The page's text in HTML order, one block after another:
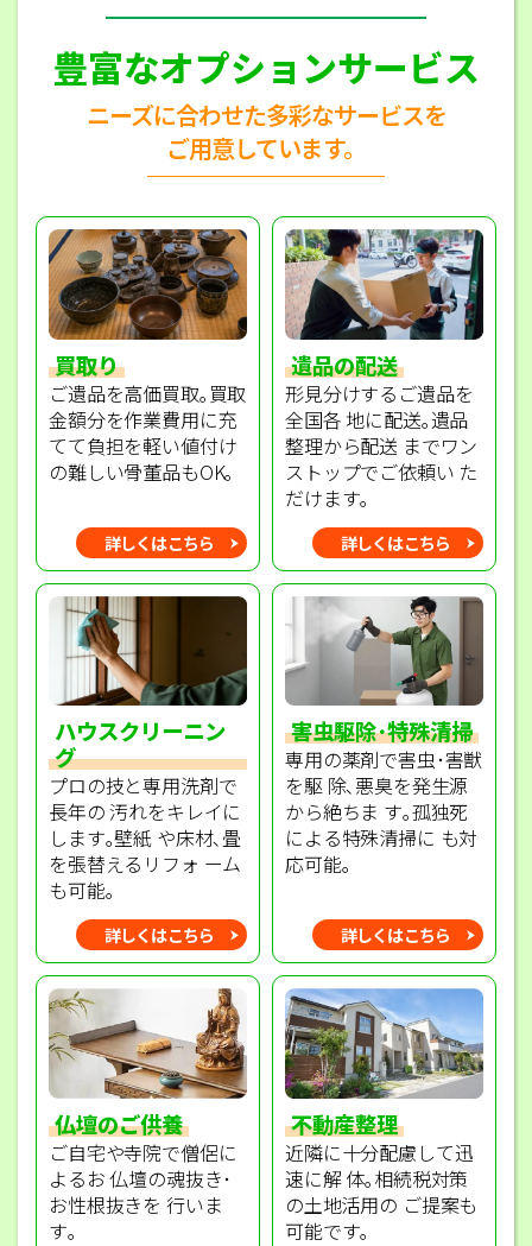
豊富なオプションサービス
ニーズに合わせた多彩なサービスを
ご用意しています。
買取り
ご遺品を高価買取｡買取
金額分を作業費用に充
てて負担を軽い値付け
の難しい骨董品もOK｡
詳しくはこちら
遺品の配送
形見分けするご遺品を
全国各 地に配送｡遺品
整理から配送 までワン
ストップでご依頼い た
だけます｡
詳しくはこちら
ハウスクリーニン
グ
プロの技と専用洗剤で
長年の 汚れをキレイに
します｡壁紙 や床材､畳
を張替えるリフォ ーム
も可能｡
詳しくはこちら
害虫駆除･特殊清掃
専用の薬剤で害虫･害獣
を駆 除､悪臭を発生源
から絶ちま す｡孤独死
による特殊清掃に も対
応可能｡
詳しくはこちら
仏壇のご供養
ご自宅や寺院で僧侶に
よるお 仏壇の魂抜き･
お性根抜きを 行いま
す｡
不動産整理
近隣に十分配慮して迅
速に解 体｡相続税対策
の土地活用の ご提案も
可能です｡